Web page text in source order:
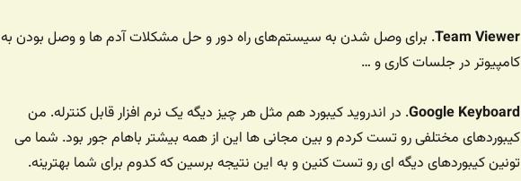
Team Viewer. برای وصل شدن به سیستم‌های راه دور و حل مشکلات آدم ها و وصل بودن به
کامپیوتر در جلسات کاری و …
Google Keyboard. در اندروید کیبورد هم مثل هر چیز دیگه یک نرم افزار قابل کنترله. من
کیبوردهای مختلفی رو تست کردم و بین مجانی ها این از همه بیشتر باهام جور بود. شما می
تونین کیبوردهای دیگه ای رو تست کنین و به این نتیجه برسین که کدوم برای شما بهترینه.